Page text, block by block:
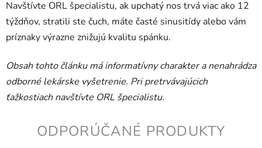
Navštívte ORL špecialistu, ak upchatý nos trvá viac ako 12
týždňov, stratili ste čuch, máte časté sinusitídy alebo vám
príznaky výrazne znižujú kvalitu spánku.
Obsah tohto článku má informatívny charakter a nenahrádza
odborné lekárske vyšetrenie. Pri pretrvávajúcich
ťažkostiach navštívte ORL špecialistu.
ODPORÚČANÉ PRODUKTY